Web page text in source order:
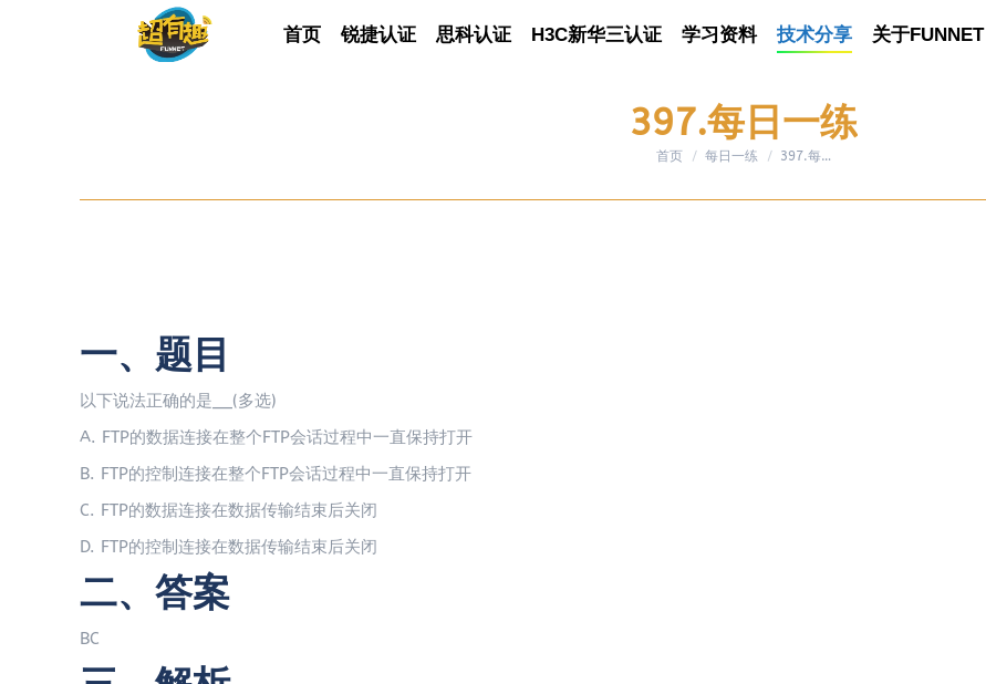
首页 锐捷认证 思科认证 H3C新华三认证 学习资料 技术分享 关于FUNNET
397.每日一练
您在这里：
首页 每日一练 397.每…
一、题目
以下说法正确的是__(多选)
A. FTP的数据连接在整个FTP会话过程中一直保持打开
B. FTP的控制连接在整个FTP会话过程中一直保持打开
C. FTP的数据连接在数据传输结束后关闭
D. FTP的控制连接在数据传输结束后关闭
二、答案
BC
首页 锐捷认证 思科认证 H3C新华三认证 学习资料 技术分享 关于FUNNET